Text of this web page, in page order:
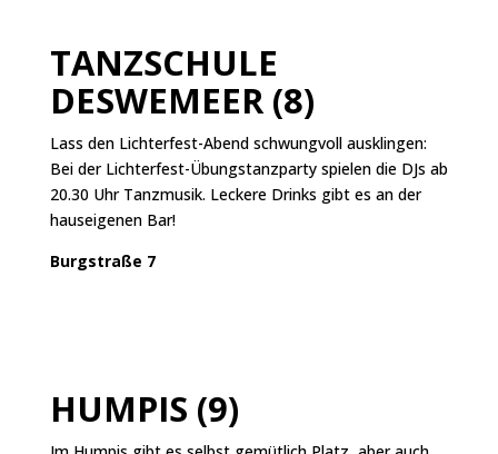
TANZSCHULE
DESWEMEER (8)
Lass den Lichterfest-Abend schwungvoll ausklingen:
Bei der Lichterfest-Übungstanzparty spielen die DJs ab
20.30 Uhr Tanzmusik. Leckere Drinks gibt es an der
hauseigenen Bar!
Burgstraße 7
HUMPIS (9)